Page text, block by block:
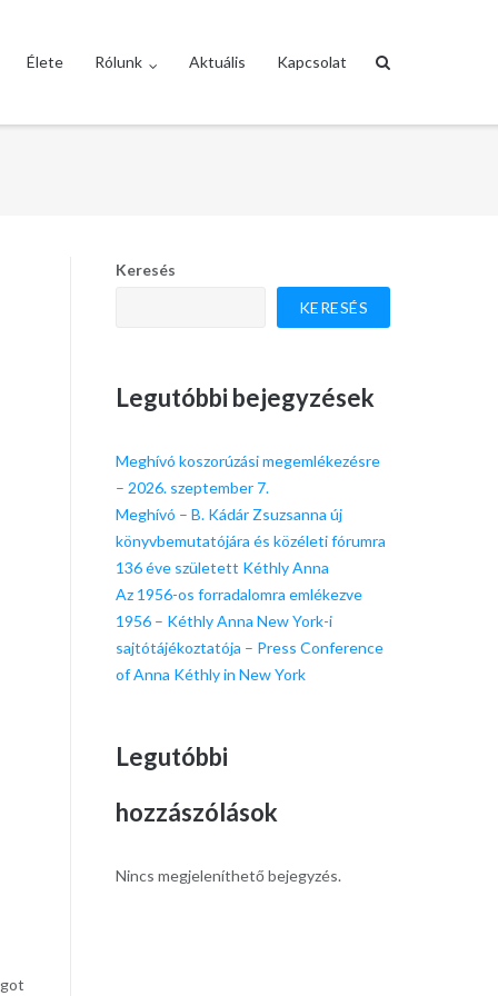
Élete Rólunk Aktuális Kapcsolat
Keresés
KERESÉS
Legutóbbi bejegyzések
Meghívó koszorúzási megemlékezésre
– 2026. szeptember 7.
Meghívó – B. Kádár Zsuzsanna új
könyvbemutatójára és közéleti fórumra
136 éve született Kéthly Anna
Az 1956-os forradalomra emlékezve
1956 – Kéthly Anna New York-i
sajtótájékoztatója – Press Conference
of Anna Kéthly in New York
Legutóbbi
hozzászólások
Nincs megjeleníthető bejegyzés.